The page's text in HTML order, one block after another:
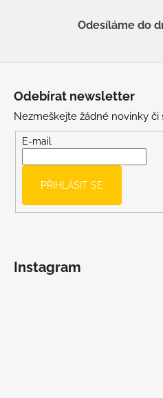
Odesíláme do
Odebírat newsletter
Nezmeškejte žádné novinky či
E-mail
PŘIHLÁSIT SE
Instagram